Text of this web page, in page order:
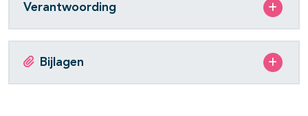
Verantwoording
Bijlagen